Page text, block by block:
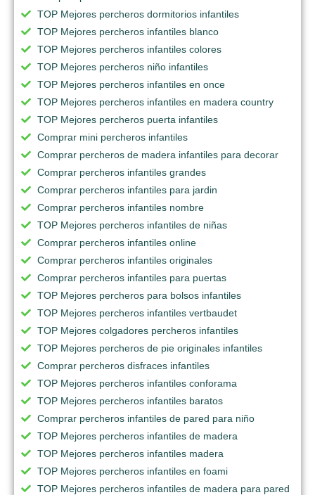
TOP Mejores percheros dormitorios infantiles
TOP Mejores percheros infantiles blanco
TOP Mejores percheros infantiles colores
TOP Mejores percheros niño infantiles
TOP Mejores percheros infantiles en once
TOP Mejores percheros infantiles en madera country
TOP Mejores percheros puerta infantiles
Comprar mini percheros infantiles
Comprar percheros de madera infantiles para decorar
Comprar percheros infantiles grandes
Comprar percheros infantiles para jardin
Comprar percheros infantiles nombre
TOP Mejores percheros infantiles de niñas
Comprar percheros infantiles online
Comprar percheros infantiles originales
Comprar percheros infantiles para puertas
TOP Mejores percheros para bolsos infantiles
TOP Mejores percheros infantiles vertbaudet
TOP Mejores colgadores percheros infantiles
TOP Mejores percheros de pie originales infantiles
Comprar percheros disfraces infantiles
TOP Mejores percheros infantiles conforama
TOP Mejores percheros infantiles baratos
Comprar percheros infantiles de pared para niño
TOP Mejores percheros infantiles de madera
TOP Mejores percheros infantiles madera
TOP Mejores percheros infantiles en foami
TOP Mejores percheros infantiles de madera para pared